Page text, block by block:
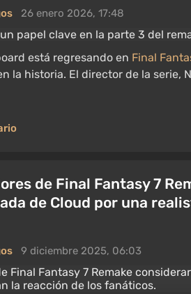
26 enero 2026, 17:48
está regresando en Final
la historia. El director de la serie,
de Final Fantasy 7
de Cloud por una
9 diciembre 2025, 06:03